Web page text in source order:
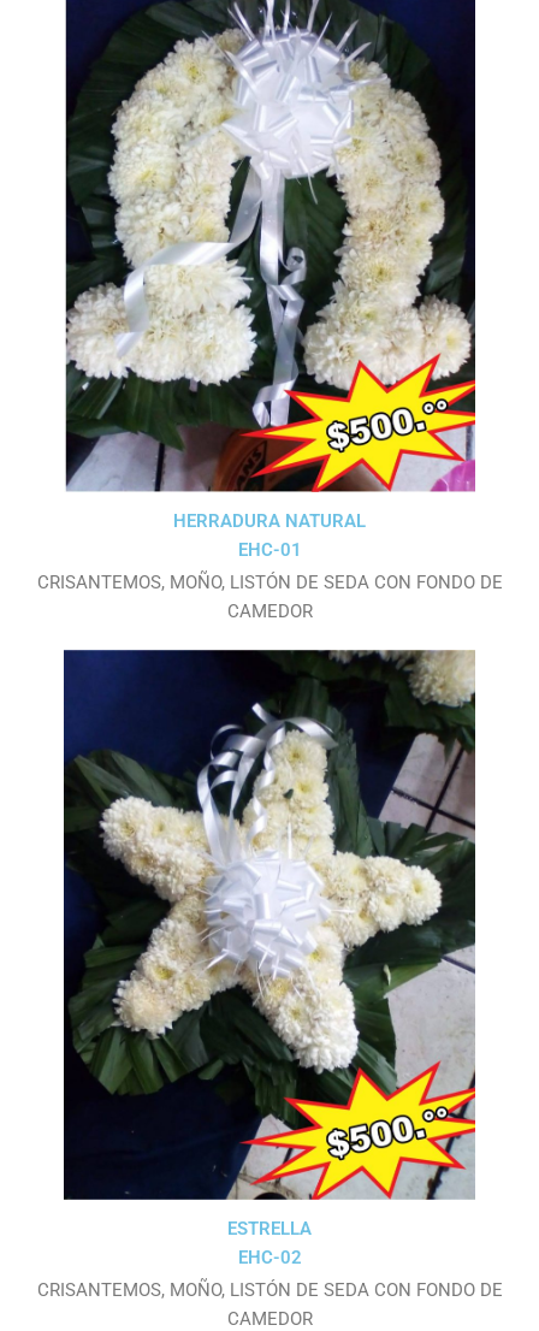
HERRADURA NATURAL
EHC-01
CRISANTEMOS, MOÑO, LISTÓN DE SEDA CON FONDO DE
CAMEDOR
ESTRELLA
EHC-02
CRISANTEMOS, MOÑO, LISTÓN DE SEDA CON FONDO DE
CAMEDOR